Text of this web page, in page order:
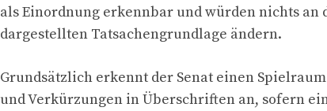
als Einordnung erkennbar und würden nichts an
dargestellten Tatsachengrundlage ändern.
Grundsätzlich erkennt der Senat einen
und Verkürzungen in Überschriften an, sofern